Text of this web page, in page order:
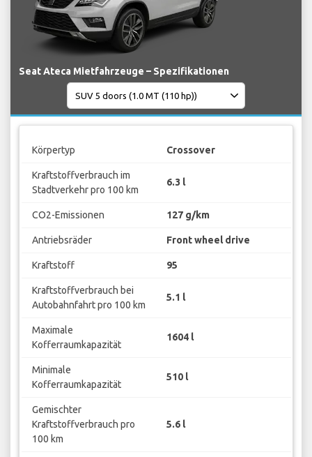
Seat Ateca Mietfahrzeuge – Spezifikationen
Körpertyp Crossover
Kraftstoffverbrauch im
Stadtverkehr pro 100 km
6.3 l
CO2-Emissionen 127 g/km
Antriebsräder Front wheel drive
Kraftstoff 95
Kraftstoffverbrauch bei
Autobahnfahrt pro 100 km
5.1 l
Maximale
Kofferraumkapazität
1604 l
Minimale
Kofferraumkapazität
510 l
Gemischter
Kraftstoffverbrauch pro
100 km
5.6 l